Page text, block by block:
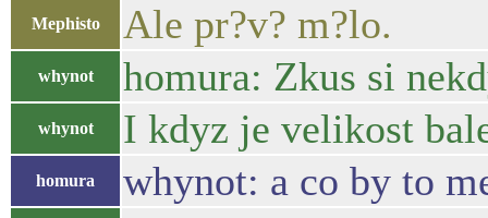
Mephisto Ale pr?v? m?lo.
whynot homura: Zkus si
whynot I kdyz je velikost
homura whynot: a co by to